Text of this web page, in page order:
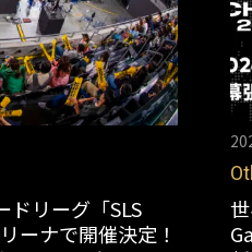
ドリーグ「SLS
ーナで開催決定！